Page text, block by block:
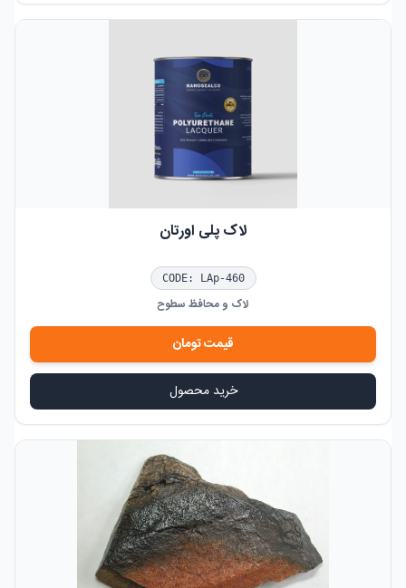
لاک پلی اورتان
CODE: LAp-460
لاک و محافظ سطوح
قیمتتومان
خرید محصول